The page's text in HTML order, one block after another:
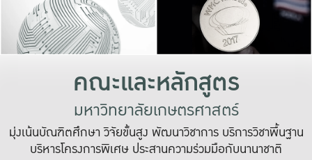
เปลี่ยนแปลง แล
เพื่อทำง
ระบบสารสนเทศ
คณะและหลักสูตร
มหาวิทยาลัยเกษตรศาสตร์
มุ่งเน้นบัณฑิตศึกษา วิจัยขั้นสูง พัฒนาวิชาการ บริการวิชาพื้นฐาน
บริหารโครงการพิเศษ ประสานความร่วมมือกับนานาชาติ